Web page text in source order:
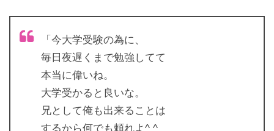
「今大学受験の為に、
毎日夜遅くまで勉強してて
本当に偉いね。
大学受かると良いな。
兄として俺も出来ることは
するから何でも頼れよ^ ^